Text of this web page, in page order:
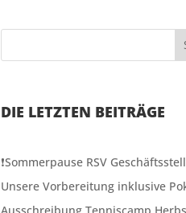
DIE LETZTEN BEITRÄGE
❗️Sommerpause RSV
Unsere Vorbereitung inklusive
Ausschreibung Tenniscamp